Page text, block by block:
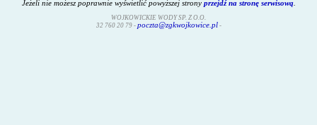
Jeżeli nie możesz poprawnie wyświetlić powyższej strony przejdź na stronę serwisową.
WOJKOWICKIE WODY SP. Z O.O.
32 760 20 79- poczta@zgkwojkowice.pl-